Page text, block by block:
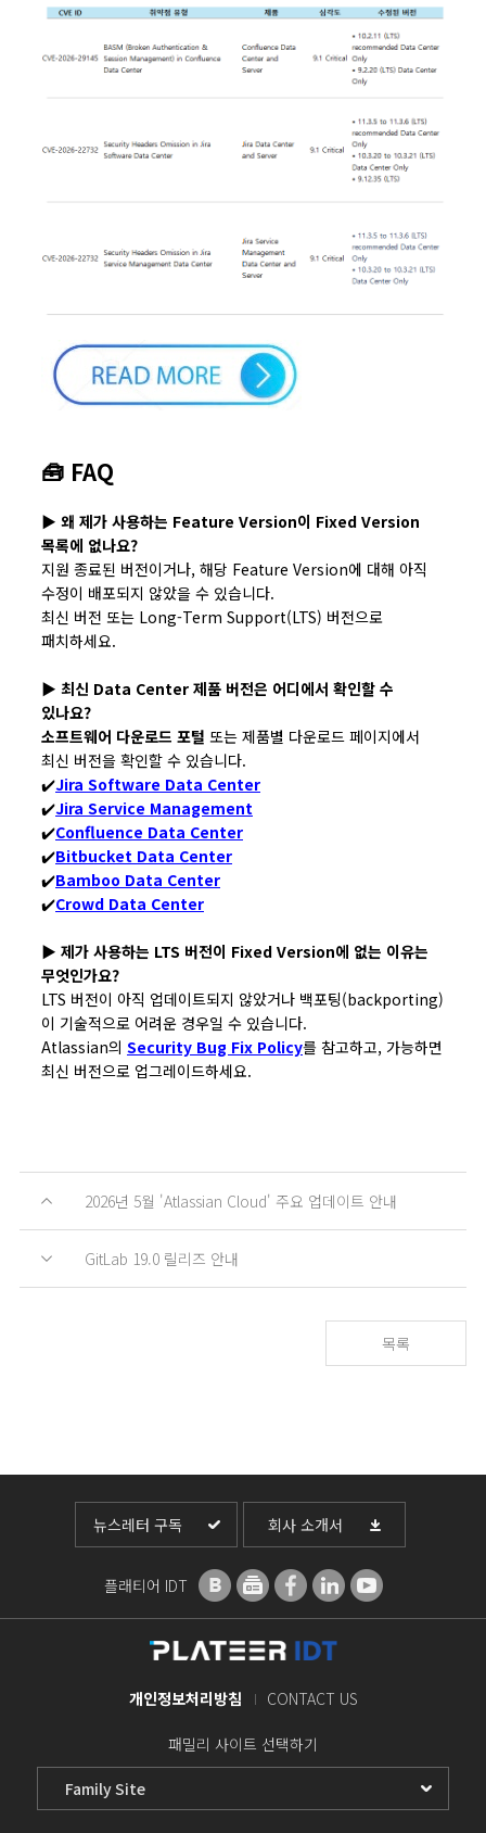
🧰 FAQ
▶︎ 왜 제가 사용하는 Feature Version이 Fixed Version
목록에 없나요?
지원 종료된 버전이거나, 해당 Feature Version에 대해 아직
수정이 배포되지 않았을 수 있습니다.
최신 버전 또는 Long-Term Support(LTS) 버전으로
패치하세요.
▶︎ 최신 Data Center 제품 버전은 어디에서 확인할 수
있나요?
소프트웨어 다운로드 포털 또는 제품별 다운로드 페이지에서
최신 버전을 확인할 수 있습니다.
✔️Jira Software Data Center
✔️Jira Service Management
✔️Confluence Data Center
✔️Bitbucket Data Center
✔️Bamboo Data Center
✔️Crowd Data Center
▶︎ 제가 사용하는 LTS 버전이 Fixed Version에 없는 이유는
무엇인가요?
LTS 버전이 아직 업데이트되지 않았거나 백포팅(backporting)
이 기술적으로 어려운 경우일 수 있습니다.
Atlassian의 Security Bug Fix Policy를 참고하고, 가능하면
최신 버전으로 업그레이드하세요.
2026년 5월 'Atlassian Cloud' 주요 업데이트 안내
GitLab 19.0 릴리즈 안내
목록
뉴스레터 구독 회사 소개서
플래티어 IDT
개인정보처리방침 CONTACT US
패밀리 사이트 선택하기